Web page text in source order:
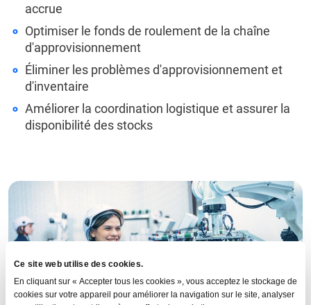
Ce site web utilise des cookies.
En cliquant sur « Accepter tous les cookies », vous acceptez le stockage de
cookies sur votre appareil pour améliorer la navigation sur le site, analyser
accrue
Optimiser le fonds de roulement de la chaîne
d'approvisionnement
Éliminer les problèmes d'approvisionnement et
d'inventaire
Améliorer la coordination logistique et assurer la
disponibilité des stocks
GEP Helps Fortune 500 Tech Company
Optimize Inventory, Free Up $1 Billion in
Working Capital